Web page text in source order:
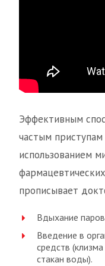
Эффективным
частым приступам
использованием
прописывает
Вдыхание
Введение в
средств
стакан воды).